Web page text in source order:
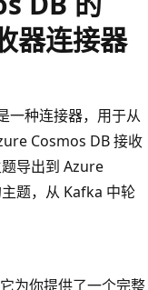
器连接器
种连接器，用于从
Cosmos DB 接收
导出到 Azure
题，从 Kafka 中轮
为你提供了一个完整